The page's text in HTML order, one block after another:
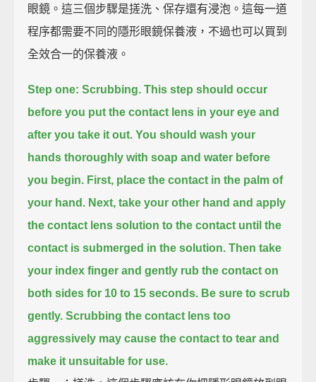
眼鏡。這三個步驟是搓洗、保存還有浸泡。這每一道
程序都需要不同的隱形眼鏡保養液，不過也可以買到
全效合一的保養液。
Step one: Scrubbing. This step should occur
before you put the contact lens in your eye and
after you take it out. You should wash your
hands thoroughly with soap and water before
you begin. First, place the contact in the palm of
your hand. Next, take your other hand and apply
the contact lens solution to the contact until the
contact is submerged in the solution. Then take
your index finger and gently rub the contact on
both sides for 10 to 15 seconds. Be sure to scrub
gently. Scrubbing the contact lens too
aggressively may cause the contact to tear and
make it unsuitable for use.